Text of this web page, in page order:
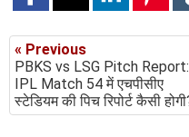
« Previous
PBKS vs LSG Pitch Report:
IPL Match 54 में एचपीसीए
स्टेडियम की पिच रिपोर्ट कैसी